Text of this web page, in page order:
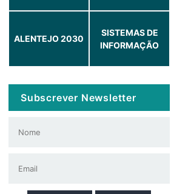
ALENTEJO 2030
SISTEMAS DE
INFORMAÇÃO
Subscrever Newsletter